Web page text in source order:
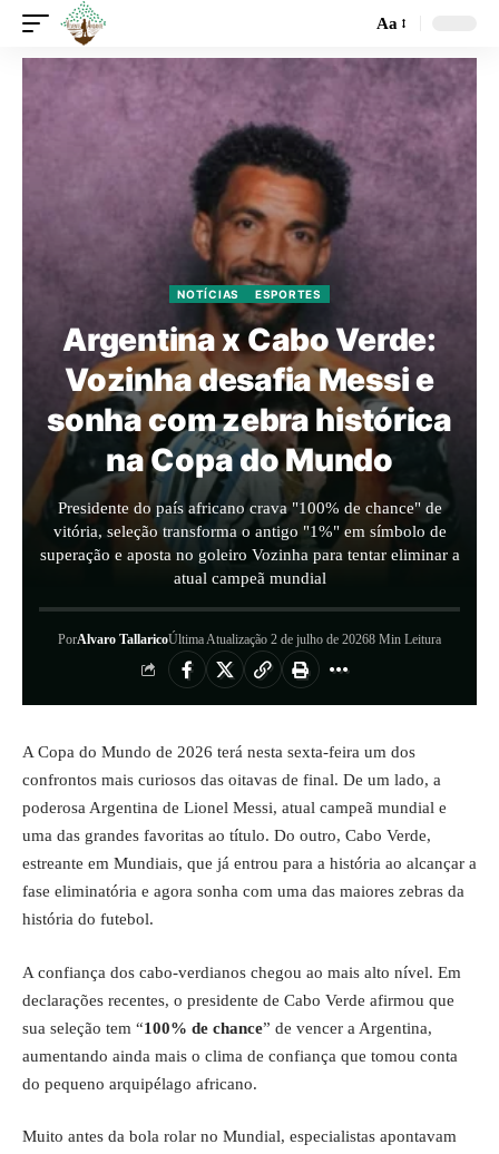
Aa
NOTÍCIAS ESPORTES
Argentina x Cabo Verde:
Vozinha desafia Messi e
sonha com zebra histórica
na Copa do Mundo
Presidente do país africano crava "100% de chance" de
vitória, seleção transforma o antigo "1%" em símbolo de
superação e aposta no goleiro Vozinha para tentar eliminar a
atual campeã mundial
PorAlvaro TallaricoÚltima Atualização 2 de julho de 20268 Min Leitura
A Copa do Mundo de 2026 terá nesta sexta-feira um dos
confrontos mais curiosos das oitavas de final. De um lado, a
poderosa Argentina de Lionel Messi, atual campeã mundial e
uma das grandes favoritas ao título. Do outro, Cabo Verde,
estreante em Mundiais, que já entrou para a história ao alcançar a
fase eliminatória e agora sonha com uma das maiores zebras da
história do futebol.
A confiança dos cabo-verdianos chegou ao mais alto nível. Em
declarações recentes, o presidente de Cabo Verde afirmou que
sua seleção tem “100% de chance” de vencer a Argentina,
aumentando ainda mais o clima de confiança que tomou conta
do pequeno arquipélago africano.
Muito antes da bola rolar no Mundial, especialistas apontavam